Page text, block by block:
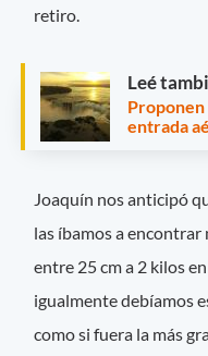
retiro.
Leé
Proponen
entrada
Joaquín nos anticipó
las íbamos a encontrar
entre 25 cm a 2 kilos
igualmente debíamos
como si fuera la más